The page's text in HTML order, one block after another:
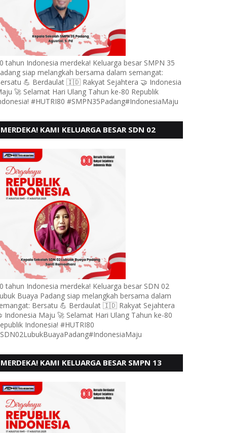
tahun Indonesia merdeka! Keluarga besar SMPN 35
siap melangkah bersama dalam semangat:
💪 Berdaulat 🇮🇩 Rakyat Sejahtera 🤝 Indonesia
🚀 Selamat Hari Ulang Tahun ke-80 Republik
#HUTRI80 #SMPN35Padang#IndonesiaMaju
MERDEKA! KAMI KELUARGA BESAR SDN 02
MENGUCAPKAN HUT RI KE - 80,
tahun Indonesia merdeka! Keluarga besar SDN 02
Buaya Padang siap melangkah bersama dalam
Bersatu 💪 Berdaulat 🇮🇩 Rakyat Sejahtera
Indonesia Maju 🚀 Selamat Hari Ulang Tahun ke-80
Indonesia! #HUTRI80
MERDEKA! KAMI KELUARGA BESAR SMPN 13